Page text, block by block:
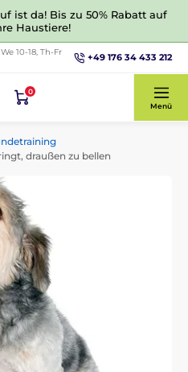
ist da! Bis zu 50% Rabatt auf
Haustiere!
10-18, Th-Fr
+49 176 34 433 212
0
Menü
draußen zu bellen